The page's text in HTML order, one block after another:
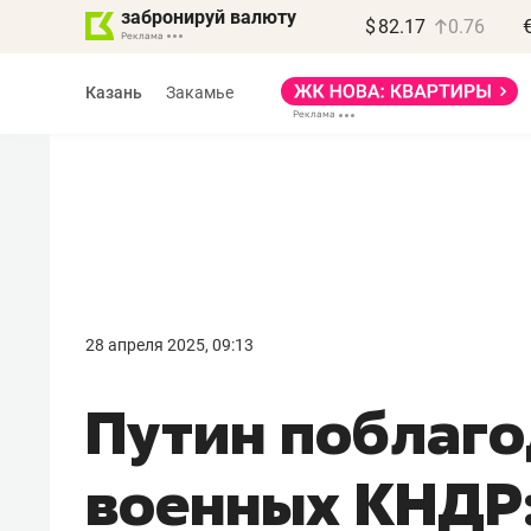
забронируй валюту $ 82.17 0.76
Казань Закамье
28 апреля 2025, 09:13
Путин
военных
правил, бизнес может
потерять минимум
полгода»